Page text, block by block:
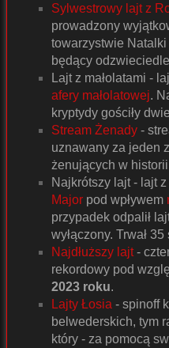
Sylwestrowy lajt z
prowadzony
towarzystwie Natalki
będący
Lajt z małolatami -
afery małolatowej.
kryptydy gościły
Stream Żenady -
uznawany za jeden
żenujących w
Najkrótszy lajt - lajt z
Major pod wpływem
przypadek odpalił
wyłączony. Trwał
Najdłuższy lajt-
rekordowy pod
2023 roku.
Lajty Łosia - spinoff
belwederskich, tym
który - za pomocą